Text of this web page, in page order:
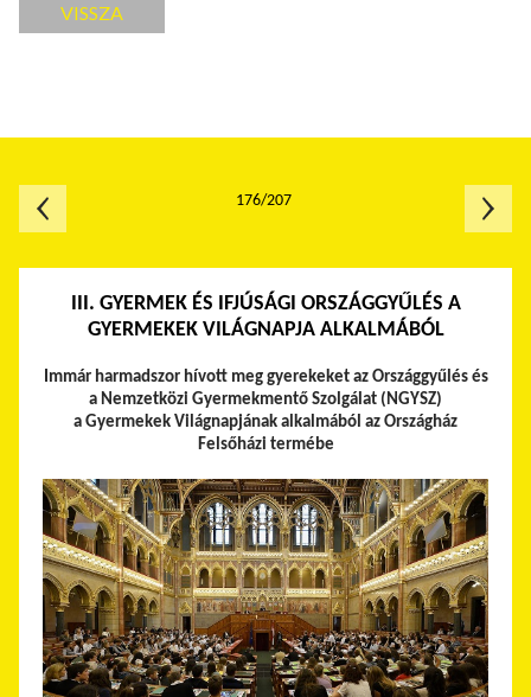
VISSZA
III. GYERMEK ÉS IFJÚSÁGI ORSZÁGGYŰLÉS A
GYERMEKEK VILÁGNAPJA ALKALMÁBÓL
Immár harmadszor hívott meg gyerekeket az Országgyűlés és
a Nemzetközi Gyermekmentő Szolgálat (NGYSZ)
a Gyermekek Világnapjának alkalmából az Országház
Felsőházi termébe
176/207